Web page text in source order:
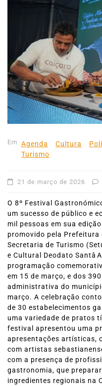
Em Agenda Cultura
Turismo
21 de março de 2026
O 8º Festival
um sucesso de público e
mil pessoas em sua
promovido pela Prefeitura
Secretaria de Turismo
e Cultural Deodato
programação
em 15 de março, e dos
administrativa do
março. A celebração
de 30 estabelecimentos
uma variedade de pratos
festival apresentou uma
apresentações artísticas,
com artistas
com a presença de
gastronomia, que
ingredientes regionais na